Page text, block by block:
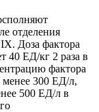
отделения
Доза фактора
40 ЕД/кг 2 раза в
фактора
менее 300 ЕД/л,
500 ЕД/л в